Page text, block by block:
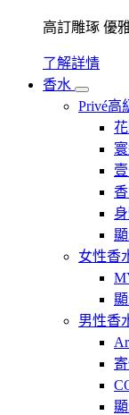
高訂雕琢 優
了解詳情
香水
Privé高
女性香
男性香